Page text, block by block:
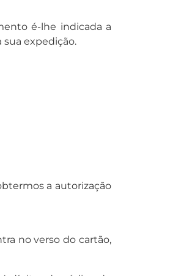
é-lhe indicada a
expedição.
a autorização
no verso do cartão,